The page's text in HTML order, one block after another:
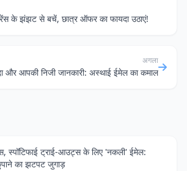
के झंझट से बचें, छात्र ऑफर का फायदा उठाएं!
अगला
और आपकी निजी जानकारी: अस्थाई ईमेल का कमाल
स्पॉटिफाई ट्राई-आउट्स के लिए 'नकली' ईमेल:
का झटपट जुगाड़